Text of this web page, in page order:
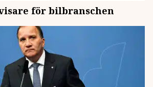
för bilbranschen